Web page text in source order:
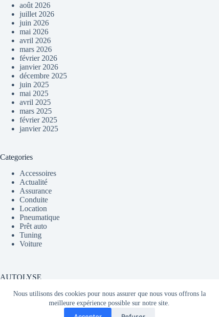
Nous utilisons des cookies pour nous assurer que nous vous offrons la
meilleure expérience possible sur notre site.
août 2026
juillet 2026
juin 2026
mai 2026
avril 2026
mars 2026
février 2026
janvier 2026
décembre 2025
juin 2025
mai 2025
avril 2025
mars 2025
février 2025
janvier 2025
Categories
Accessoires
Actualité
Assurance
Conduite
Location
Pneumatique
Prêt auto
Tuning
Voiture
AUTOLYSE
Média partageant du contenu sur l'actualité automobile en